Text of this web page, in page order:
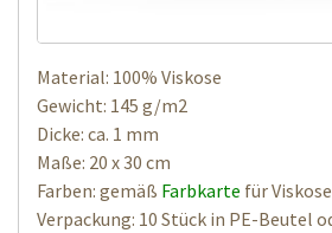
Material: 100% Viskose
Gewicht: 145 g/m2
Dicke: ca. 1 mm
Maße: 20 x 30 cm
Farben: gemäß Farbkarte für
Verpackung: 10 Stück in PE-Beutel